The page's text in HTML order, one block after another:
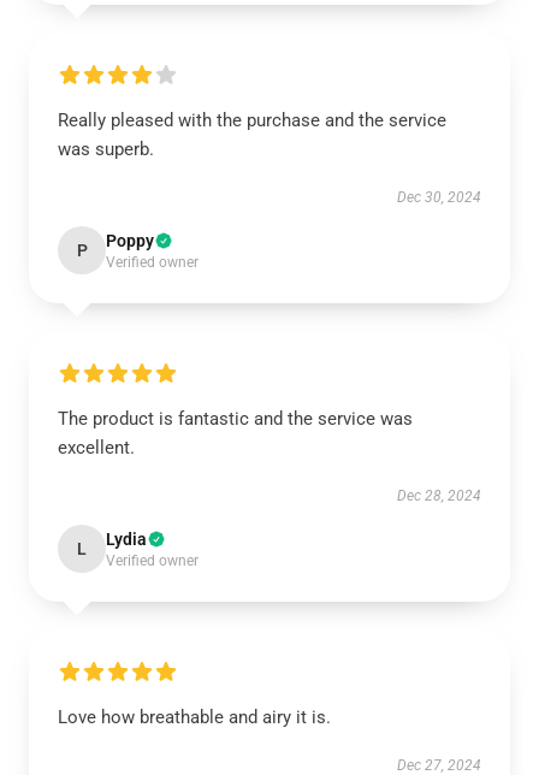
Really pleased with the purchase and the service
was superb.
Dec 30, 2024
P Poppy
Verified owner
The product is fantastic and the service was
excellent.
Dec 28, 2024
L Lydia
Verified owner
Love how breathable and airy it is.
Dec 27, 2024